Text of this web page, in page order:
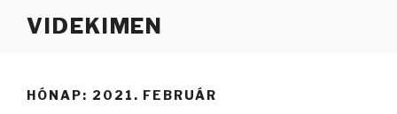
VIDEKIMEN
HÓNAP: 2021. FEBRUÁR